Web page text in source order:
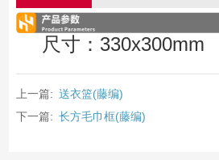
尺寸：330x300mm
上一篇: 送衣篮(藤编)
下一篇: 长方毛巾框(藤编)